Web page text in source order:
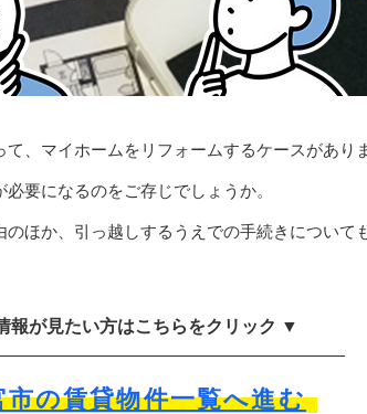
、マイホームをリフォームするケースがあり
要になるのをご存じでしょうか。
ほか、引っ越しするうえでの手続きについて
報が見たい方はこちらをクリック ▼
市の賃貸物件一覧へ進む